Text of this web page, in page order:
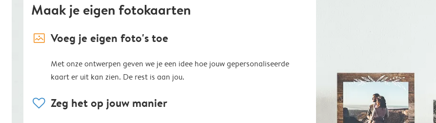
Maak je eigen fotokaarten
image_placeholder Voeg je eigen foto's toe
Met onze ontwerpen geven we je een idee hoe jouw gepersonaliseerde
kaart er uit kan zien. De rest is aan jou.
heart Zeg het op jouw manier